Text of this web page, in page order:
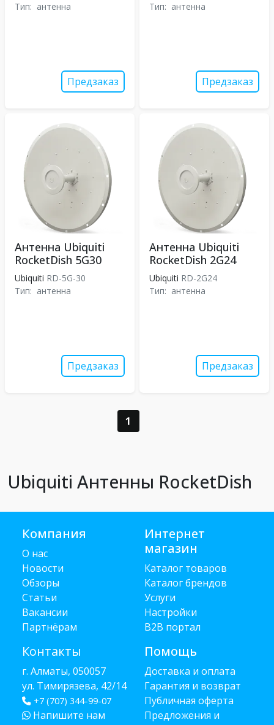
Тип: антенна
Предзаказ
Тип: антенна
Предзаказ
Антенна Ubiquiti
RocketDish 5G30
Ubiquiti RD-5G-30
Тип: антенна
Предзаказ
Антенна Ubiquiti
RocketDish 2G24
Ubiquiti RD-2G24
Тип: антенна
Предзаказ
1
Ubiquiti Антенны RocketDish
Компания
О нас
Новости
Обзоры
Статьи
Вакансии
Партнёрам
Контакты
г. Алматы, 050057
ул. Тимирязева, 42/14
+7 (707) 344-99-07
Напишите нам
Интернет
магазин
Каталог товаров
Каталог брендов
Услуги
Настройки
B2B портал
Помощь
Доставка и оплата
Гарантия и возврат
Публичная оферта
Предложения и